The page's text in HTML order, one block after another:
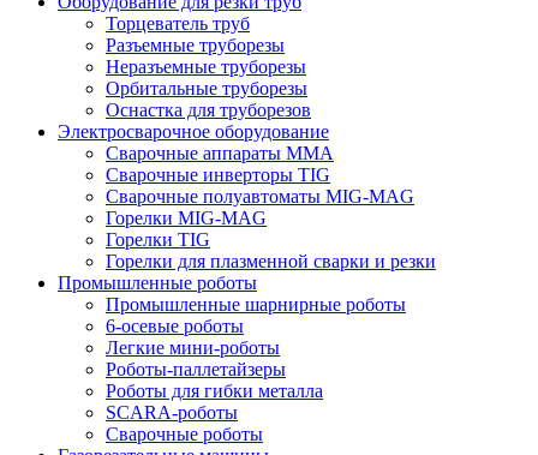
Торцеватель труб
Разъемные труборезы
Неразъемные труборезы
Орбитальные труборезы
Оснастка для труборезов
Электросварочное оборудование
Сварочные аппараты MMA
Сварочные инверторы TIG
Сварочные полуавтоматы MIG-MAG
Горелки MIG-MAG
Горелки TIG
Горелки для плазменной сварки и резки
Промышленные роботы
Промышленные шарнирные роботы
6-осевые роботы
Легкие мини-роботы
Роботы-паллетайзеры
Роботы для гибки металла
SCARA-роботы
Сварочные роботы